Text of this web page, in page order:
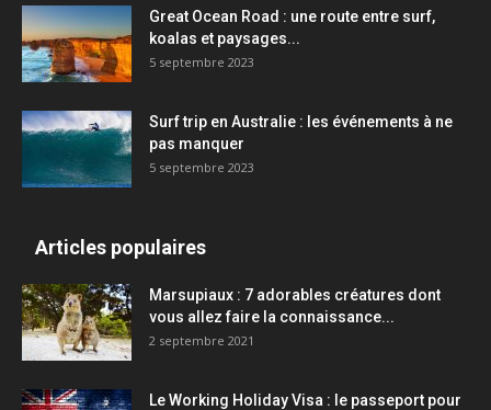
Great Ocean Road : une route entre surf,
koalas et paysages...
5 septembre 2023
Surf trip en Australie : les événements à ne
pas manquer
5 septembre 2023
Articles populaires
Marsupiaux : 7 adorables créatures dont
vous allez faire la connaissance...
2 septembre 2021
Le Working Holiday Visa : le passeport pour